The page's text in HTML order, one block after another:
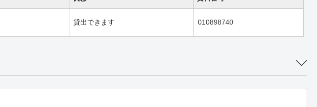
貸出できます 010898740